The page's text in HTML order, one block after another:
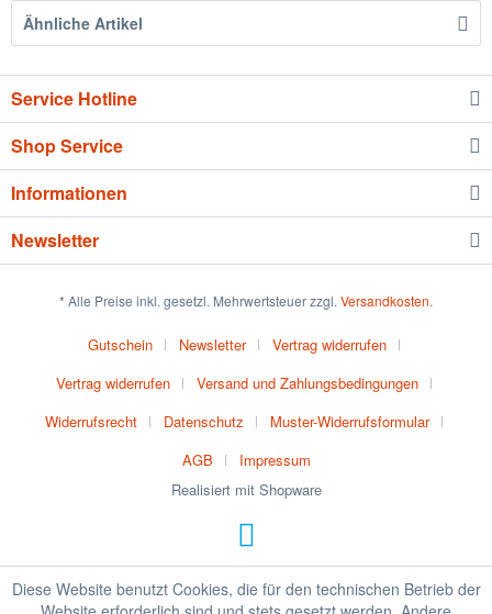
Ähnliche Artikel
Service Hotline
Shop Service
Informationen
Newsletter
* Alle Preise inkl. gesetzl. Mehrwertsteuer zzgl. Versandkosten.
Gutschein Newsletter
Vertrag widerrufen
Vertrag widerrufen
Versand und Zahlungsbedingungen
Widerrufsrecht
Datenschutz
Muster-Widerrufsformular
AGB
Impressum
Realisiert mit Shopware
Diese Website benutzt Cookies, die für den technischen Betrieb der